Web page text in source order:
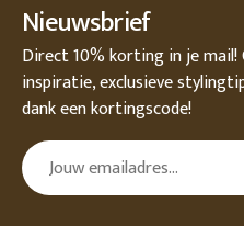
Nieuwsbrief
Direct 10% korting in je mail!
inspiratie, exclusieve
dank een kortingscode!